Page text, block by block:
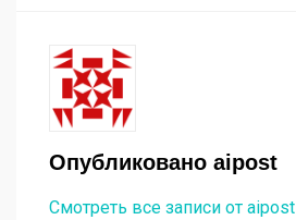
Опубликовано aipost
Смотреть все записи от aipost